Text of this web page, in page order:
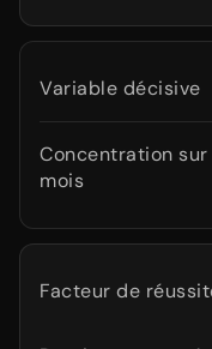
Variable décisive
Concentration
mois
Facteur de